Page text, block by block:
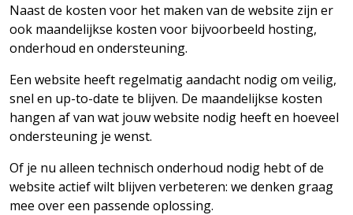
Naast de kosten voor het maken van de website zijn er
ook maandelijkse kosten voor bijvoorbeeld hosting,
onderhoud en ondersteuning.
Een website heeft regelmatig aandacht nodig om veilig,
snel en up-to-date te blijven. De maandelijkse kosten
hangen af van wat jouw website nodig heeft en hoeveel
ondersteuning je wenst.
Of je nu alleen technisch onderhoud nodig hebt of de
website actief wilt blijven verbeteren: we denken graag
mee over een passende oplossing.